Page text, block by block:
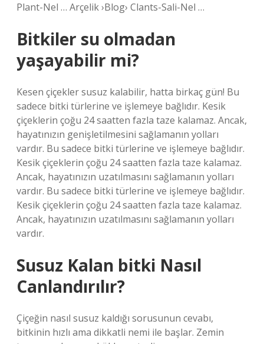
Plant-Nel … Arçelik ›Blog› Clants-Sali-Nel …
Bitkiler su olmadan
yaşayabilir mi?
Kesen çiçekler susuz kalabilir, hatta birkaç gün! Bu
sadece bitki türlerine ve işlemeye bağlıdır. Kesik
çiçeklerin çoğu 24 saatten fazla taze kalamaz. Ancak,
hayatınızın genişletilmesini sağlamanın yolları
vardır. Bu sadece bitki türlerine ve işlemeye bağlıdır.
Kesik çiçeklerin çoğu 24 saatten fazla taze kalamaz.
Ancak, hayatınızın uzatılmasını sağlamanın yolları
vardır. Bu sadece bitki türlerine ve işlemeye bağlıdır.
Kesik çiçeklerin çoğu 24 saatten fazla taze kalamaz.
Ancak, hayatınızın uzatılmasını sağlamanın yolları
vardır.
Susuz Kalan bitki Nasıl
Canlandırılır?
Çiçeğin nasıl susuz kaldığı sorusunun cevabı,
bitkinin hızlı ama dikkatli nemi ile başlar. Zemin